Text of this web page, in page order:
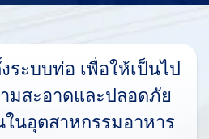
งระบบท่อ เพื่อให้เป็นไป
ามสะอาดและปลอดภัย
ในอุตสาหกรรมอาหาร